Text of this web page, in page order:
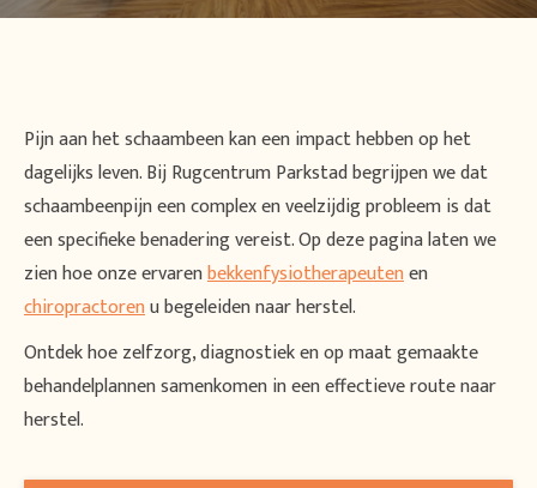
Pijn aan het schaambeen kan een impact hebben op het
dagelijks leven. Bij Rugcentrum Parkstad begrijpen we dat
schaambeenpijn een complex en veelzijdig probleem is dat
een specifieke benadering vereist. Op deze pagina laten we
zien hoe onze ervarenbekkenfysiotherapeutenen
chiropractorenu begeleiden naar herstel.
Ontdek hoe zelfzorg, diagnostiek en op maat gemaakte
behandelplannen samenkomen in een effectieve route naar
herstel.